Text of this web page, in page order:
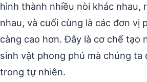
hình thành nhiều nòi khác nhau,
nhau, và cuối cùng là các đơn vị
càng cao hơn. Đây là cơ chế tạo
sinh vật phong phú mà chúng ta
trong tự nhiên.